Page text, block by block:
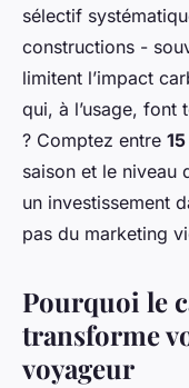
sélectif
constructions -
limitent l’impact
qui, à l’usage,
? Comptez entre
saison et le niveau
un investissement
pas du marketing
Pourquoi le
transforme
voyageur